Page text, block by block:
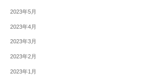
2023年5月
2023年4月
2023年3月
2023年2月
2023年1月